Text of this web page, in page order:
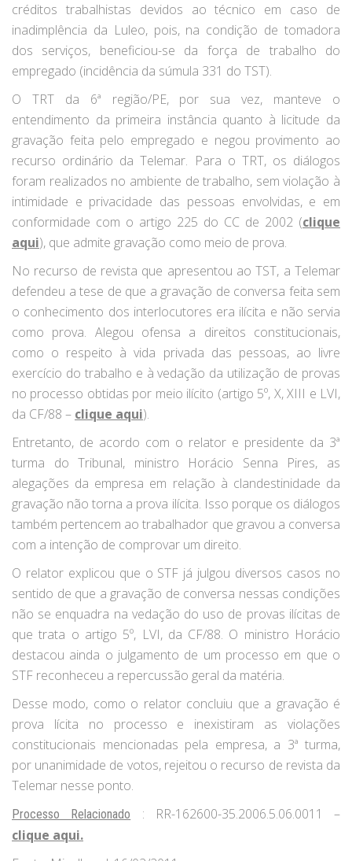
créditos trabalhistas devidos ao técnico em caso de
inadimplência da Luleo, pois, na condição de tomadora
dos serviços, beneficiou-se da força de trabalho do
empregado (incidência da súmula 331 do TST).
O TRT da 6ª região/PE, por sua vez, manteve o
entendimento da primeira instância quanto à licitude da
gravação feita pelo empregado e negou provimento ao
recurso ordinário da Telemar. Para o TRT, os diálogos
foram realizados no ambiente de trabalho, sem violação à
intimidade e privacidade das pessoas envolvidas, e em
conformidade com o artigo 225 do CC de 2002 (clique
aqui), que admite gravação como meio de prova.
No recurso de revista que apresentou ao TST, a Telemar
defendeu a tese de que a gravação de conversa feita sem
o conhecimento dos interlocutores era ilícita e não servia
como prova. Alegou ofensa a direitos constitucionais,
como o respeito à vida privada das pessoas, ao livre
exercício do trabalho e à vedação da utilização de provas
no processo obtidas por meio ilícito (artigo 5º, X, XIII e LVI,
da CF/88 – clique aqui).
Entretanto, de acordo com o relator e presidente da 3ª
turma do Tribunal, ministro Horácio Senna Pires, as
alegações da empresa em relação à clandestinidade da
gravação não torna a prova ilícita. Isso porque os diálogos
também pertencem ao trabalhador que gravou a conversa
com a intenção de comprovar um direito.
O relator explicou que o STF já julgou diversos casos no
sentido de que a gravação de conversa nessas condições
não se enquadra na vedação do uso de provas ilícitas de
que trata o artigo 5º, LVI, da CF/88. O ministro Horácio
destacou ainda o julgamento de um processo em que o
STF reconheceu a repercussão geral da matéria.
Desse modo, como o relator concluiu que a gravação é
prova lícita no processo e inexistiram as violações
constitucionais mencionadas pela empresa, a 3ª turma,
por unanimidade de votos, rejeitou o recurso de revista da
Telemar nesse ponto.
Processo Relacionado
: RR-162600-35.2006.5.06.0011 –
clique aqui.